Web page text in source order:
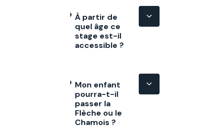
À partir de
quel âge ce
stage est-il
accessible ?
Mon enfant
pourra-t-il
passer la
Flèche ou le
Chamois ?